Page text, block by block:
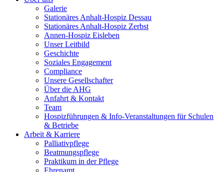
Galerie
Stationäres Anhalt-Hospiz Dessau
Stationäres Anhalt-Hospiz Zerbst
Annen-Hospiz Eisleben
Unser Leitbild
Geschichte
Soziales Engagement
Compliance
Unsere Gesellschafter
Über die AHG
Anfahrt & Kontakt
Team
Hospizführungen & Info-Veranstaltungen für Schulen
& Betriebe
Arbeit & Karriere
Palliativpflege
Beatmungspflege
Praktikum in der Pflege